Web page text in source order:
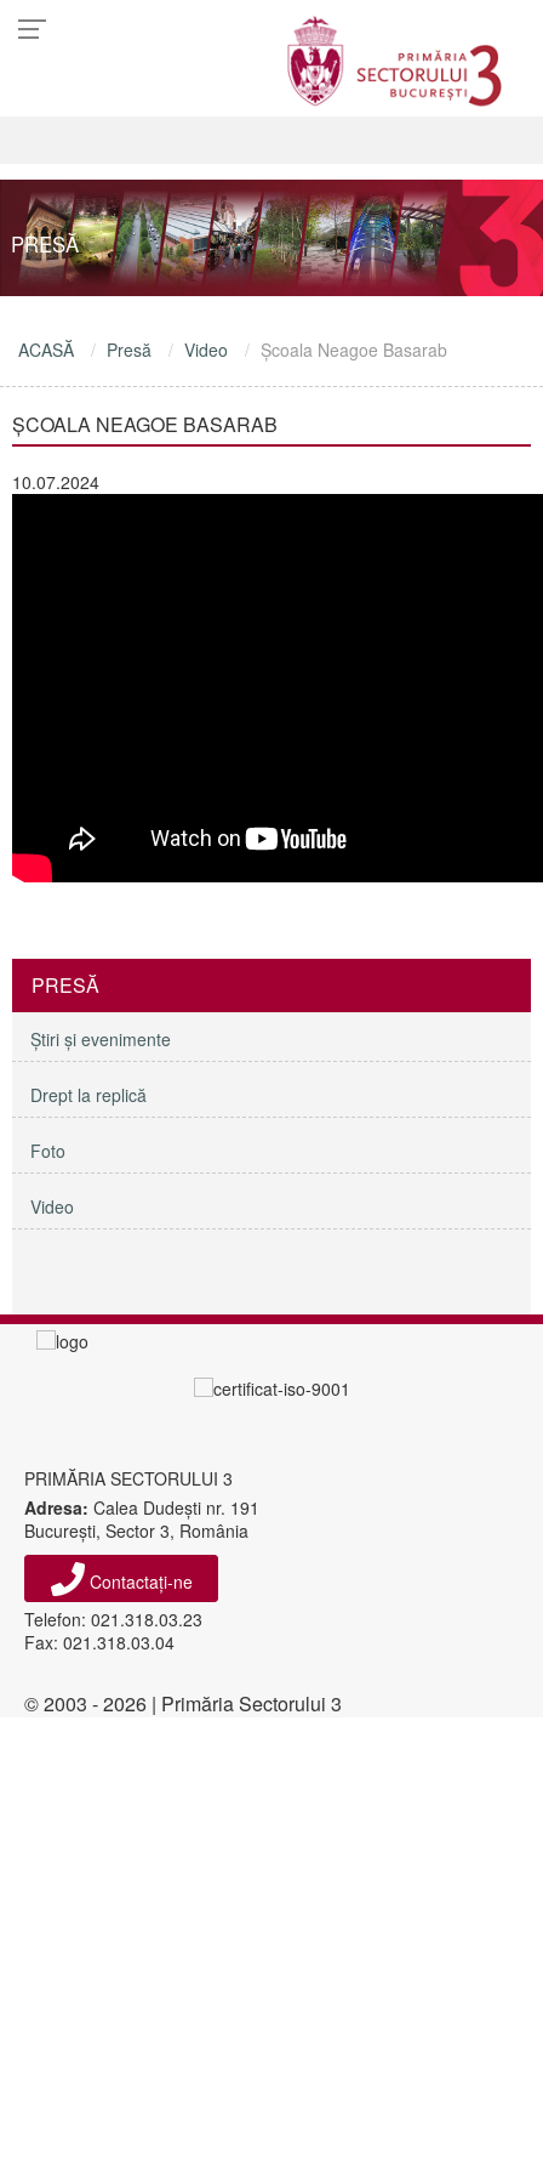
PRESĂ
ACASĂ Presă Video Școala Neagoe Basarab
ȘCOALA NEAGOE BASARAB
10.07.2024
PRESĂ
Ştiri şi evenimente
Drept la replică
Foto
Video
PRIMĂRIA SECTORULUI 3
Adresa: Calea Dudeşti nr. 191
Bucureşti, Sector 3, România
Contactați-ne
Telefon: 021.318.03.23
Fax: 021.318.03.04
© 2003 - 2026 | Primăria Sectorului 3